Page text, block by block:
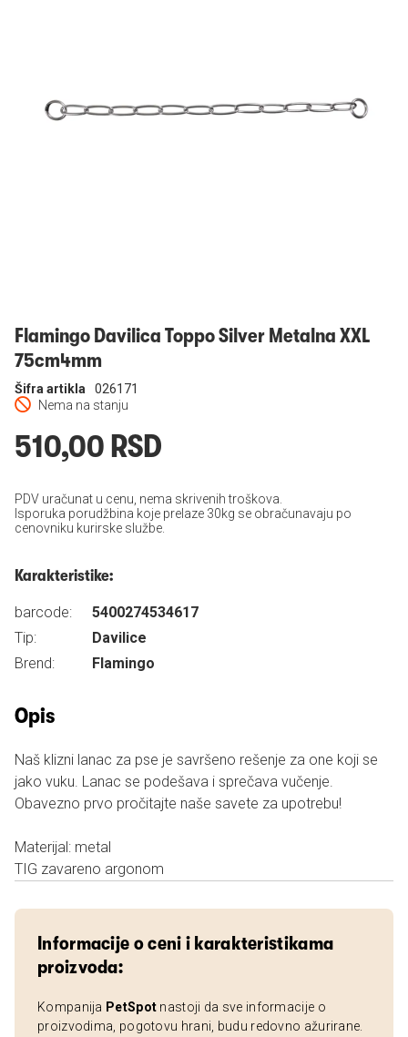
Flamingo Davilica Toppo Silver Metalna XXL
75cm4mm
Nema na stanju
Šifra artikla 026171
510,00 RSD
PDV uračunat u cenu, nema skrivenih troškova.
Isporuka porudžbina koje prelaze 30kg se obračunavaju po
cenovniku kurirske službe.
Karakteristike:
barcode:
5400274534617
Tip:
Davilice
Brend:
Flamingo
Opis
Naš klizni lanac za pse je savršeno rešenje za one koji se
jako vuku. Lanac se podešava i sprečava vučenje.
Obavezno prvo pročitajte naše savete za upotrebu!
Materijal: metal
TIG zavareno argonom
Informacije o ceni i karakteristikama
proizvoda:
Kompanija PetSpot nastoji da sve informacije o
proizvodima, pogotovu hrani, budu redovno ažurirane.